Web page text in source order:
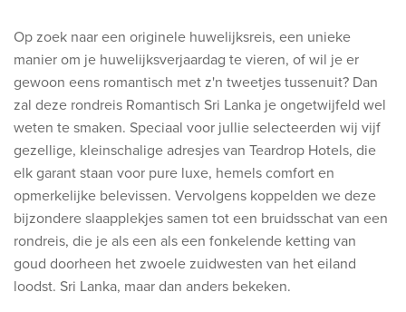
Fly & Drive - Kleuren van Yucatan
Ontdekking Sri Lanka
Bekijk alle rondreizen
Ontdek onze thema's
Huwelijksreis
Adults only
Luxury
Op zoek naar een originele huwelijksreis, een unieke
manier om je huwelijksverjaardag te vieren, of wil je er
gewoon eens romantisch met z'n tweetjes tussenuit? Dan
zal deze rondreis Romantisch Sri Lanka je ongetwijfeld wel
weten te smaken. Speciaal voor jullie selecteerden wij vijf
gezellige, kleinschalige adresjes van Teardrop Hotels, die
elk garant staan voor pure luxe, hemels comfort en
opmerkelijke belevissen. Vervolgens koppelden we deze
bijzondere slaapplekjes samen tot een bruidsschat van een
rondreis, die je als een als een fonkelende ketting van
goud doorheen het zwoele zuidwesten van het eiland
loodst. Sri Lanka, maar dan anders bekeken.